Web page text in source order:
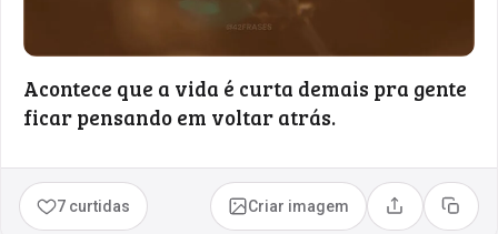
Acontece que a vida é curta demais pra gente
ficar pensando em voltar atrás.
7 curtidas Criar imagem Compartilhar
Copiar